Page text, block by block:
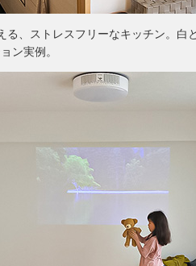
る、ストレスフリーなキッチン。白
ン実例。